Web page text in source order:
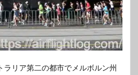
ラリア第二の都市でメルボルン州